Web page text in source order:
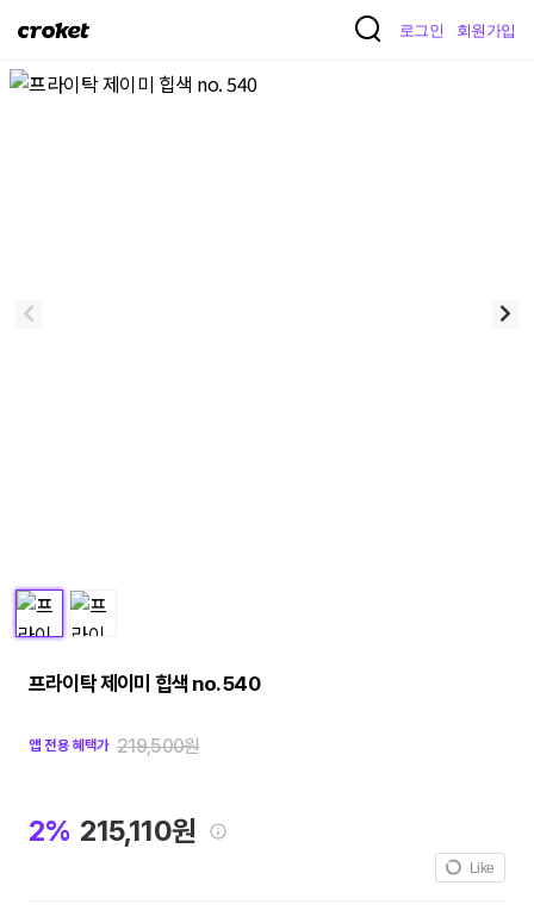
크
켓
로그인 회원가입
프라이탁 제이미 힙색 no. 540
앱 전용 혜택가 219,500원
2% 215,110원
Like